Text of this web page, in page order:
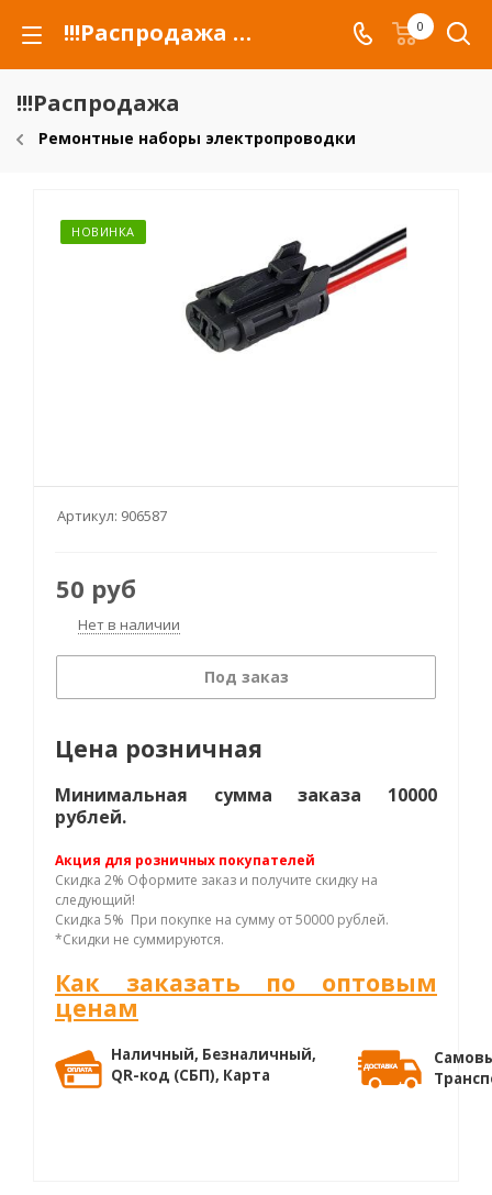
!!!Распродажа для автомобилей российских марок и сельхозтехники 0
!!!Распродажа
Ремонтные наборы электропроводки
НОВИНКА
Артикул: 906587
50 руб
Нет в наличии
Под заказ
Цена розничная
Минимальная сумма заказа 10000
рублей.
Акция для розничных покупателей
Скидка 2% Оформите заказ и получите скидку на
следующий!
Скидка 5% При покупке на сумму от 50000 рублей.
*Скидки не суммируются.
Как заказать по оптовым
ценам
Наличный, Безналичный,
QR-код (СБП), Карта